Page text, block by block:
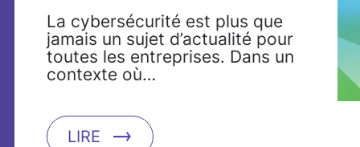
La cybersécurité est plus que
jamais un sujet d’actualité pour
toutes les entreprises. Dans un
contexte où…
LIRE